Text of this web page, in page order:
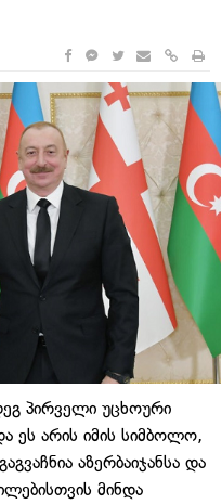
პირველი უცხოური
ეს არის იმის სიმბოლო,
აზერბაიჯანსა და
მინდა